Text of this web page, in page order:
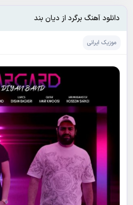
دانلود آهنگ برگرد از دیان بند
موزیک ایرانی